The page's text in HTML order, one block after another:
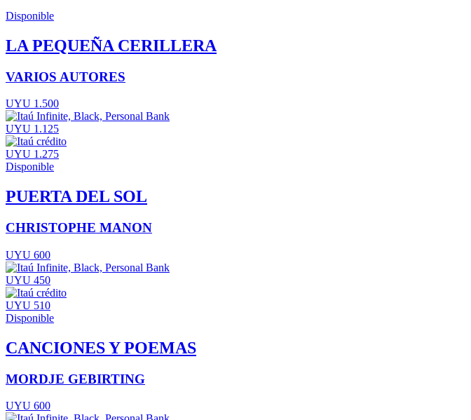
Disponible
LA PEQUEÑA CERILLERA
VARIOS AUTORES
UYU 1.500
UYU 1.125
UYU 1.275
Disponible
PUERTA DEL SOL
CHRISTOPHE MANON
UYU 600
UYU 450
UYU 510
Disponible
CANCIONES Y POEMAS
MORDJE GEBIRTING
UYU 600